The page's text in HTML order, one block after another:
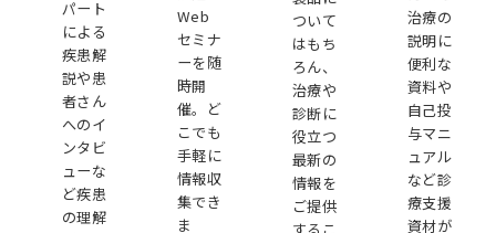
パート
による
疾患解
説や患
者さん
へのイ
ンタビ
ューな
ど疾患
の理解
Web
セミナ
ーを随
時開
催。ど
こでも
手軽に
情報収
集でき
ま
ついて
はもち
ろん、
治療や
診断に
役立つ
最新の
情報を
ご提供
治療の
説明に
便利な
資料や
自己投
与マニ
ュアル
など診
療支援
資材が